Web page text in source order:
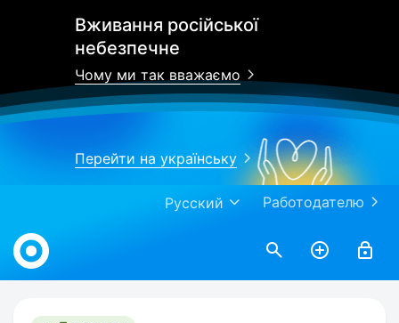
Вживання російської
небезпечне
Чому ми так вважаємо
Перейти на українську
Работодателю
Русский
Work.ua